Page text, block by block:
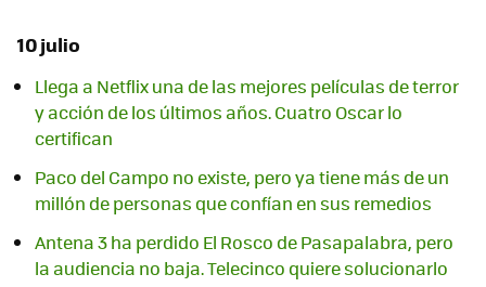
10 julio
Llega a Netflix una de las mejores películas de terror
y acción de los últimos años. Cuatro Oscar lo
certifican
Paco del Campo no existe, pero ya tiene más de un
millón de personas que confían en sus remedios
Antena 3 ha perdido El Rosco de Pasapalabra, pero
la audiencia no baja. Telecinco quiere solucionarlo